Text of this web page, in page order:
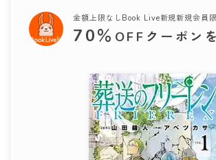
金額上限なしBook Live新規新規会員
70％ OFFクーポンを